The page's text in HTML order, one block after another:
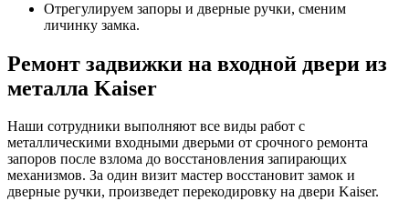
Отрегулируем запоры и дверные ручки, сменим
личинку замка.
Ремонт задвижки на входной двери из
металла Kaiser
Наши сотрудники выполняют все виды работ с
металлическими входными дверьми от срочного ремонта
запоров после взлома до восстановления запирающих
механизмов. За один визит мастер восстановит замок и
дверные ручки, произведет перекодировку на двери Kaiser.